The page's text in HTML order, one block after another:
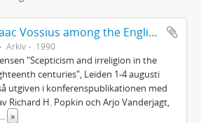
David S. Katz: Isaac Vossius among the English biblical critics 1670-1689
Arkiv 1990
"Scepticism and irreligion in the
centuries", Leiden 1-4 augusti
utgiven i konferenspublikationen med
Richard H. Popkin och Arjo Vanderjagt,
»